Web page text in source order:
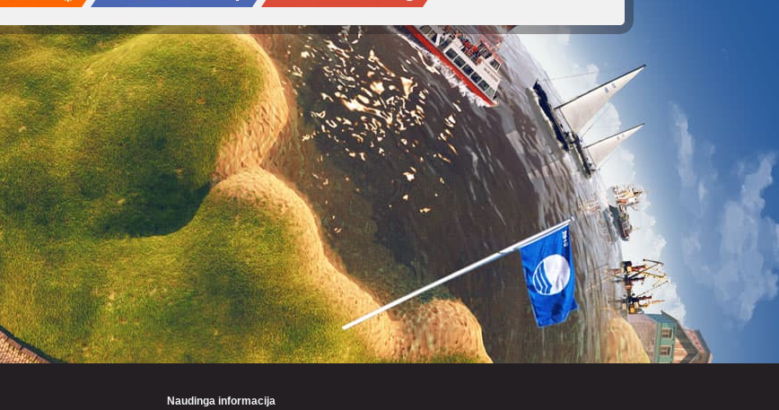
Naudinga informacija